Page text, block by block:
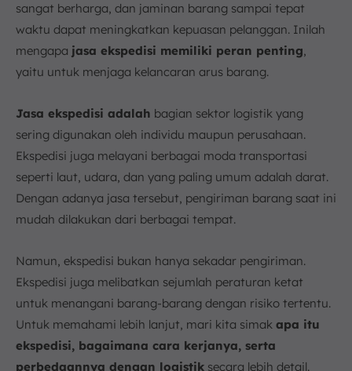
d. Jangkauan Rute
e. Tanggung Jawab Penyedia Jasa
6. Contoh Jasa Ekspedisi
FAQ:
sangat berharga, dan jaminan barang sampai tepat
waktu dapat meningkatkan kepuasan pelanggan. Inilah
mengapa jasa ekspedisi memiliki peran penting,
yaitu untuk menjaga kelancaran arus barang.
Jasa ekspedisi adalah bagian sektor logistik yang
sering digunakan oleh individu maupun perusahaan.
Ekspedisi juga melayani berbagai moda transportasi
seperti laut, udara, dan yang paling umum adalah darat.
Dengan adanya jasa tersebut, pengiriman barang saat ini
mudah dilakukan dari berbagai tempat.
Namun, ekspedisi bukan hanya sekadar pengiriman.
Ekspedisi juga melibatkan sejumlah peraturan ketat
untuk menangani barang-barang dengan risiko tertentu.
Untuk memahami lebih lanjut, mari kita simak apa itu
ekspedisi, bagaimana cara kerjanya, serta
perbedaannya dengan logistik secara lebih detail.